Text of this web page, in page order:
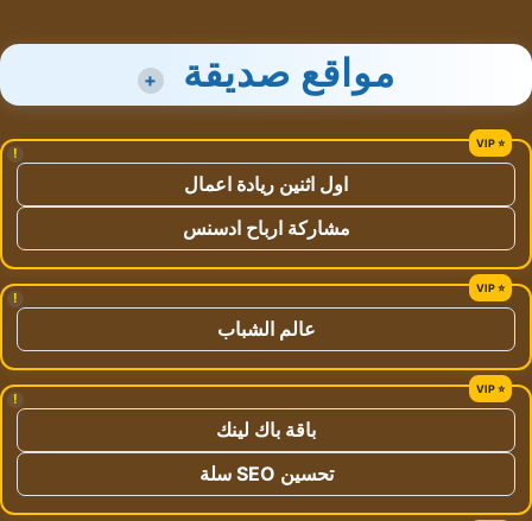
مواقع صديقة +
!
اول اثنين ريادة اعمال
مشاركة ارباح ادسنس
!
عالم الشباب
!
باقة باك لينك
تحسين SEO سلة